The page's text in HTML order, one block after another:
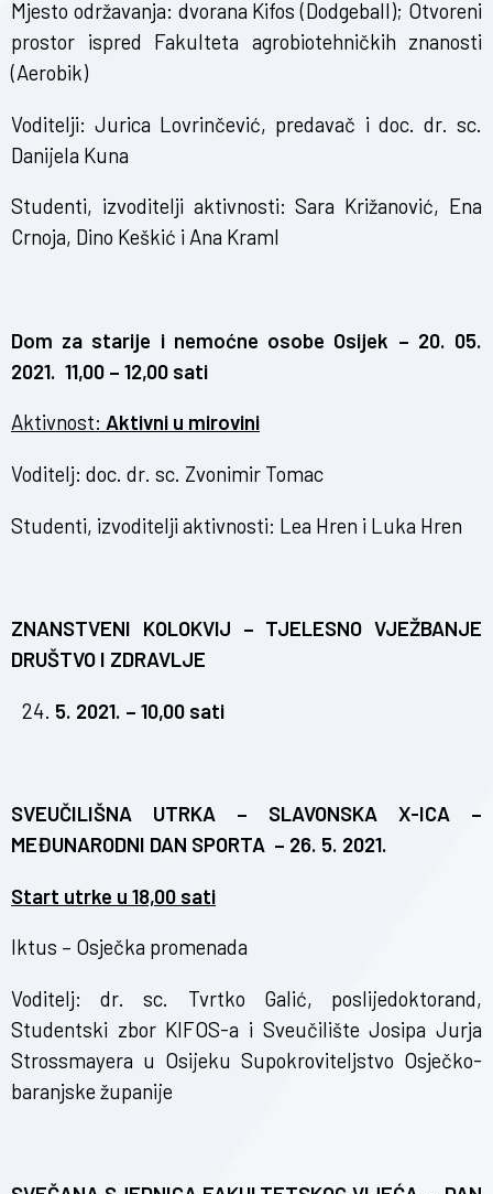
Mjesto održavanja: dvorana Kifos (Dodgeball); Otvoreni
prostor ispred Fakulteta agrobiotehničkih znanosti
(Aerobik)
Voditelji: Jurica Lovrinčević, predavač i doc. dr. sc.
Danijela Kuna
Studenti, izvoditelji aktivnosti: Sara Križanović, Ena
Crnoja, Dino Keškić i Ana Kraml
Dom za starije i nemoćne osobe Osijek – 20. 05.
2021. 11,00 – 12,00 sati
Aktivnost: Aktivni u mirovini
Voditelj: doc. dr. sc. Zvonimir Tomac
Studenti, izvoditelji aktivnosti: Lea Hren i Luka Hren
ZNANSTVENI KOLOKVIJ – TJELESNO VJEŽBANJE
DRUŠTVO I ZDRAVLJE
5. 2021. – 10,00 sati
SVEUČILIŠNA UTRKA – SLAVONSKA X-ICA –
MEĐUNARODNI DAN SPORTA – 26. 5. 2021.
Start utrke u 18,00 sati
Iktus – Osječka promenada
Voditelj: dr. sc. Tvrtko Galić, poslijedoktorand,
Studentski zbor KIFOS-a i Sveučilište Josipa Jurja
Strossmayera u Osijeku Supokroviteljstvo Osječko-
baranjske županije